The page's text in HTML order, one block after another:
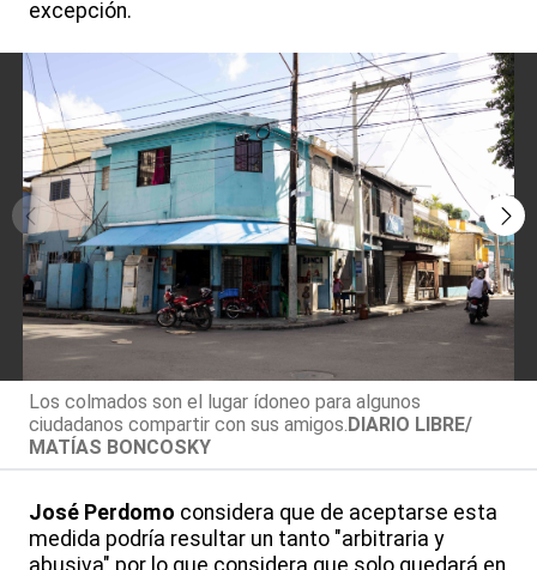
excepción.
Los colmados son el lugar ídoneo para algunos
ciudadanos compartir con sus amigos. DIARIO LIBRE/
MATÍAS BONCOSKY
José Perdomo considera que de aceptarse esta
medida podría resultar un tanto "arbitraria y